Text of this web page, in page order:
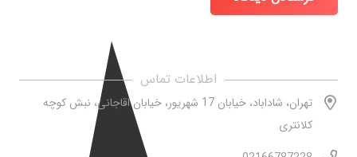
اطلاعات تماس
تهران، شاداباد، خیابان 17 شهریور، خیابان اقاجانی، نبش کوچه
کلانتری